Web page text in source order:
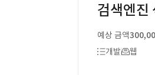
검색엔진
예상 금액
개발
웹